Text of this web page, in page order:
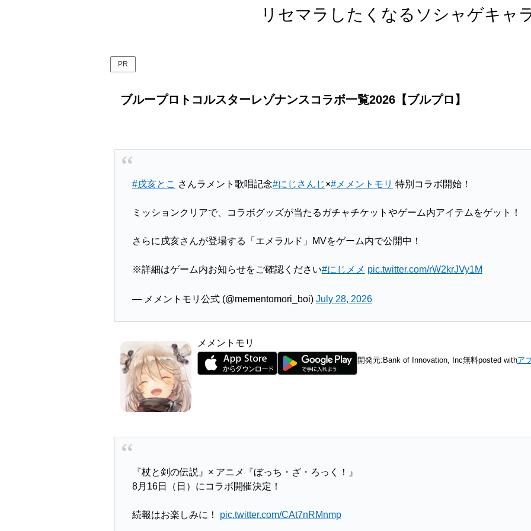
リセマラしたくなるソシャゲキャ
PR
ブループロトコルスターレゾナンスコラボ一覧2026【ブルプロ】
#戌亥とこ さんラメント歌唱記念#にじさんじ×#メメントモリ 特別コラボ開始！
ミッションクリアで、コラボグッズが当たるガチャチケットやゲーム内アイテムをゲット！
さらに戌亥さんが登場する「エメラルド」MVをゲーム内で公開中！
※詳細はゲーム内お知らせをご確認ください#にじメメ pic.twitter.com/rW2krJVy1M
— メメントモリ公式 (@mementomori_boi) July 28, 2026
メメントモリ
開発元: Bank of Innovation, Inc無料posted withア
『杖と剣の伝説』× アニメ『ぼっち・ざ・ろっく！』
8月16日（日）にコラボ開催決定！
続報はお楽しみに！ pic.twitter.com/CAt7nRMnmp